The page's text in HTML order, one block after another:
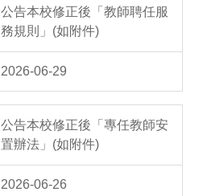
公告本校修正後「教師聘任服
務規則」(如附件)
2026-06-29
公告本校修正後「專任教師安
置辦法」(如附件)
2026-06-26